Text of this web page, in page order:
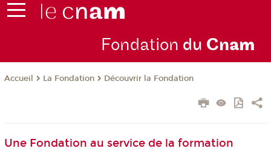
Fondation du Cnam
Accueil La Fondation Découvrir la Fondation
Une Fondation au service de la formation